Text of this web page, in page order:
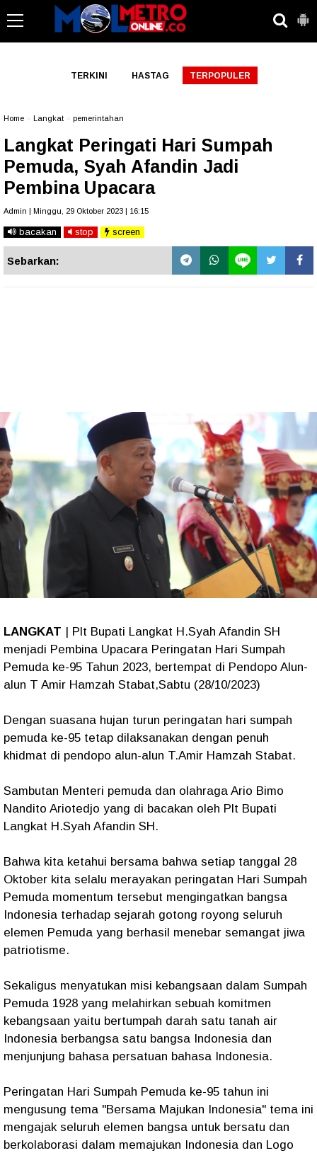
TERKINI HASTAG TERPOPULER
Home Langkat pemerintahan
Langkat Peringati Hari Sumpah
Pemuda, Syah Afandin Jadi
Pembina Upacara
Admin | Minggu, 29 Oktober 2023 | 16:15
bacakan stop screen
Sebarkan:
LANGKAT | Plt Bupati Langkat H.Syah Afandin SH
menjadi Pembina Upacara Peringatan Hari Sumpah
Pemuda ke-95 Tahun 2023, bertempat di Pendopo Alun-
alun T Amir Hamzah Stabat,Sabtu (28/10/2023)
Dengan suasana hujan turun peringatan hari sumpah
pemuda ke-95 tetap dilaksanakan dengan penuh
khidmat di pendopo alun-alun T.Amir Hamzah Stabat.
Sambutan Menteri pemuda dan olahraga Ario Bimo
Nandito Ariotedjo yang di bacakan oleh Plt Bupati
Langkat H.Syah Afandin SH.
Bahwa kita ketahui bersama bahwa setiap tanggal 28
Oktober kita selalu merayakan peringatan Hari Sumpah
Pemuda momentum tersebut mengingatkan bangsa
Indonesia terhadap sejarah gotong royong seluruh
elemen Pemuda yang berhasil menebar semangat jiwa
patriotisme.
Sekaligus menyatukan misi kebangsaan dalam Sumpah
Pemuda 1928 yang melahirkan sebuah komitmen
kebangsaan yaitu bertumpah darah satu tanah air
Indonesia berbangsa satu bangsa Indonesia dan
menjunjung bahasa persatuan bahasa Indonesia.
Peringatan Hari Sumpah Pemuda ke-95 tahun ini
mengusung tema "Bersama Majukan Indonesia" tema ini
mengajak seluruh elemen bangsa untuk bersatu dan
berkolaborasi dalam memajukan Indonesia dan Logo